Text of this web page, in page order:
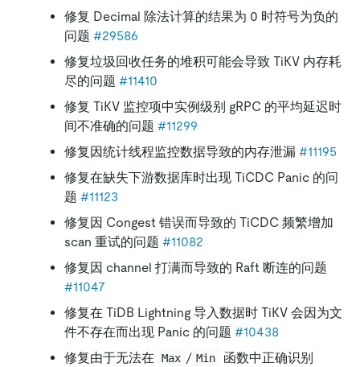
修复 Decimal 除法计算的结果为 0 时符号为负的
问题 #29586
修复垃圾回收任务的堆积可能会导致 TiKV 内存耗
尽的问题 #11410
修复 TiKV 监控项中实例级别 gRPC 的平均延迟时
间不准确的问题 #11299
修复因统计线程监控数据导致的内存泄漏 #11195
修复在缺失下游数据库时出现 TiCDC Panic 的问
题 #11123
修复因 Congest 错误而导致的 TiCDC 频繁增加
scan 重试的问题 #11082
修复因 channel 打满而导致的 Raft 断连的问题
#11047
修复在 TiDB Lightning 导入数据时 TiKV 会因为文
件不存在而出现 Panic 的问题 #10438
修复由于无法在
Max / Min
函数中正确识别